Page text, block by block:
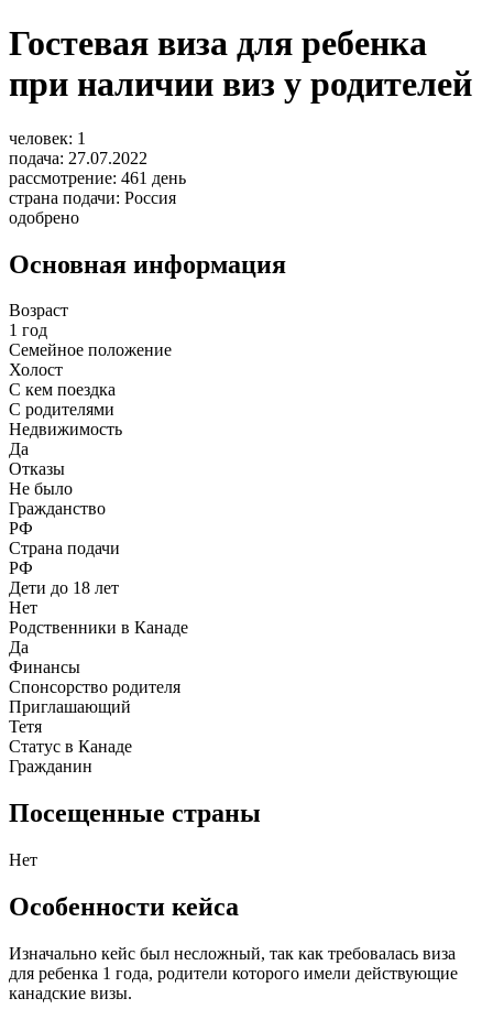
Гостевая виза для ребенка
при наличии виз у родителей
человек: 1
подача: 27.07.2022
рассмотрение: 461 день
страна подачи: Россия
одобрено
Основная информация
Возраст
1 год
Семейное положение
Холост
С кем поездка
С родителями
Недвижимость
Да
Отказы
Не было
Гражданство
РФ
Страна подачи
РФ
Дети до 18 лет
Нет
Родственники в Канаде
Да
Финансы
Спонсорство родителя
Приглашающий
Тетя
Статус в Канаде
Гражданин
Посещенные страны
Нет
Особенности кейса
Изначально кейс был несложный, так как требовалась виза
для ребенка 1 года, родители которого имели действующие
канадские визы.